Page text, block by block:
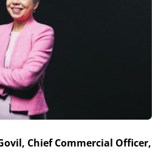
Chief Commercial Officer,